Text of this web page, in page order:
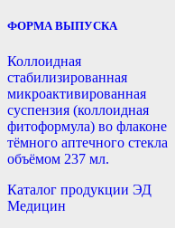
ФОРМА ВЫПУСКА
Коллоидная
стабилизированная
микроактивированная
суспензия (коллоидная
фитоформула) во флаконе
тёмного аптечного стекла
объёмом 237 мл.
Каталог продукции ЭД
Медицин